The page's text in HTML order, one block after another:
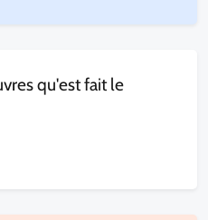
qu'est fait le